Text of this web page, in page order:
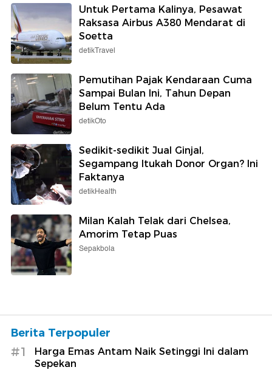
Untuk Pertama Kalinya, Pesawat
Raksasa Airbus A380 Mendarat di
Soetta
detikTravel
Pemutihan Pajak Kendaraan Cuma
Sampai Bulan Ini, Tahun Depan
Belum Tentu Ada
detikOto
Sedikit-sedikit Jual Ginjal,
Segampang Itukah Donor Organ? Ini
Faktanya
detikHealth
Milan Kalah Telak dari Chelsea,
Amorim Tetap Puas
Sepakbola
Berita Terpopuler
#1
Harga Emas Antam Naik Setinggi Ini dalam
Sepekan